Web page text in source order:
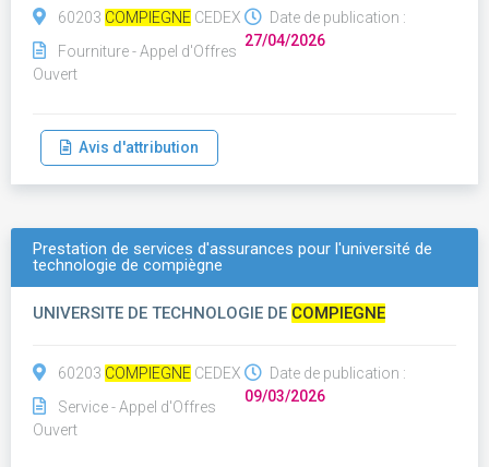
60203 COMPIEGNE CEDEX
Fourniture - Appel d'Offres
Ouvert
Date de publication :
27/04/2026
Avis d'attribution
Prestation de services d'assurances pour l'université de
technologie de compiègne
UNIVERSITE DE TECHNOLOGIE DE COMPIEGNE
60203 COMPIEGNE CEDEX
Service - Appel d'Offres
Ouvert
Date de publication :
09/03/2026